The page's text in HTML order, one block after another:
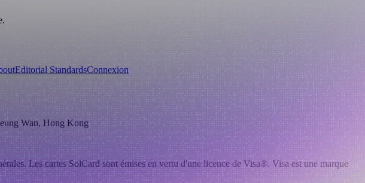
Editorial StandardsConnexion
Wan,Hong Kong
Les cartes SolCard sont émises en vertu d'une licence de Visa®. Visa est une marque